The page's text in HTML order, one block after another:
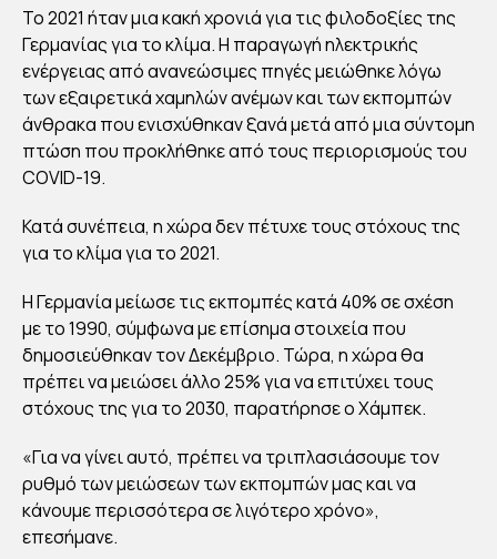
ΤΥ
ΤΟ
ΥΣ
ΣΤ
Σ
ΤΗ
ΜΑ
ΤΙΚ
Η
Το 2021 ήταν μια κακή χρονιά για τις φιλοδοξίες της
Γερμανίας για το κλίμα. Η παραγωγή ηλεκτρικής
ενέργειας από ανανεώσιμες πηγές μειώθηκε λόγω
των εξαιρετικά χαμηλών ανέμων και των εκπομπών
άνθρακα που ενισχύθηκαν ξανά μετά από μια σύντομη
πτώση που προκλήθηκε από τους περιορισμούς του
COVID-19.
Κατά συνέπεια, η χώρα δεν πέτυχε τους στόχους της
για το κλίμα για το 2021.
Η Γερμανία μείωσε τις εκπομπές κατά 40% σε σχέση
με το 1990, σύμφωνα με επίσημα στοιχεία που
δημοσιεύθηκαν τον Δεκέμβριο. Τώρα, η χώρα θα
πρέπει να μειώσει άλλο 25% για να επιτύχει τους
στόχους της για το 2030, παρατήρησε ο Χάμπεκ.
«Για να γίνει αυτό, πρέπει να τριπλασιάσουμε τον
ρυθμό των μειώσεων των εκπομπών μας και να
κάνουμε περισσότερα σε λιγότερο χρόνο»,
επεσήμανε.